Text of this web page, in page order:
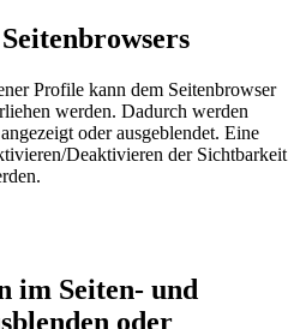
Profile kann dem Seitenbrowser
werden. Dadurch werden
oder ausgeblendet. Eine
Deaktivieren der Sichtbarkeit
im Seiten- und
oder